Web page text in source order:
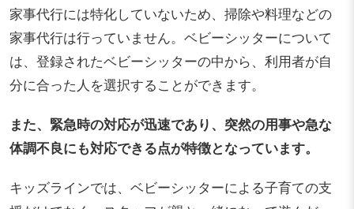
家事代行には特化していないため、掃除や料理などの
家事代行は行っていません。ベビーシッターについて
は、登録されたベビーシッターの中から、利用者が自
分に合った人を選択することができます。
また、緊急時の対応が迅速であり、突然の用事や急な
体調不良にも対応できる点が特徴となっています。
キッズラインでは、ベビーシッターによる子育ての支